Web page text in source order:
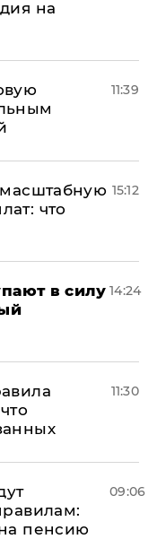
на
11:39
масштабную
что
15:12
в силу 14:24
11:30
пенсию
09:06